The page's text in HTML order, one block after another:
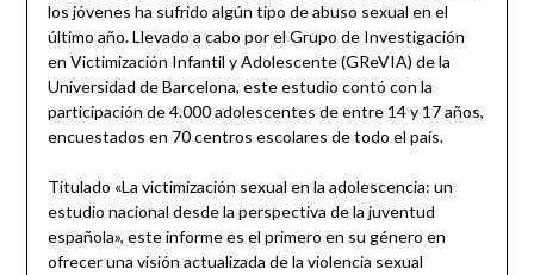
los jóvenes ha sufrido algún tipo de abuso sexual en el
último año. Llevado a cabo por el Grupo de Investigación
en Victimización Infantil y Adolescente (GReVIA) de la
Universidad de Barcelona, este estudio contó con la
participación de 4.000 adolescentes de entre 14 y 17 años,
encuestados en 70 centros escolares de todo el país.
Titulado «La victimización sexual en la adolescencia: un
estudio nacional desde la perspectiva de la juventud
española», este informe es el primero en su género en
ofrecer una visión actualizada de la violencia sexual